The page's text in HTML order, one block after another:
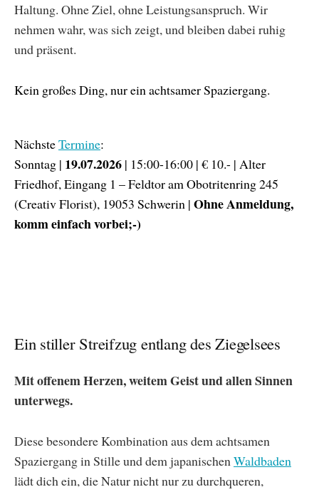
Haltung. Ohne Ziel, ohne Leistungsanspruch. Wir
nehmen wahr, was sich zeigt, und bleiben dabei ruhig
und präsent.
Kein großes Ding, nur ein achtsamer Spaziergang.
NächsteTermine:
Sonntag | 19.07.2026 | 15:00-16:00 | € 10.- | Alter
Friedhof, Eingang 1 – Feldtor am Obotritenring 245
(Creativ Florist), 19053 Schwerin | Ohne Anmeldung,
komm einfach vorbei;-)
Ein stiller Streifzug entlang des Ziegelsees
Mit offenem Herzen, weitem Geist und allen Sinnen
unterwegs.
Diese besondere Kombination aus dem achtsamen
Spaziergang in Stille und dem japanischenWaldbaden
lädt dich ein, die Natur nicht nur zu durchqueren,